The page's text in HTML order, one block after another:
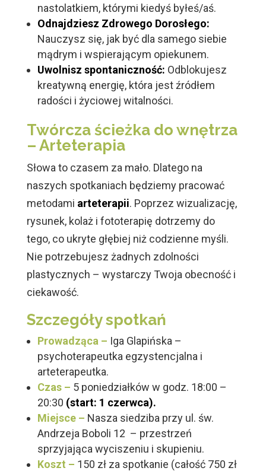
nastolatkiem, którymi kiedyś byłeś/aś.
Odnajdziesz Zdrowego Dorosłego:
Nauczysz się, jak być dla samego siebie
mądrym i wspierającym opiekunem.
Uwolnisz spontaniczność: Odblokujesz
kreatywną energię, która jest źródłem
radości i życiowej witalności.
Twórcza ścieżka do wnętrza
– Arteterapia
Słowa to czasem za mało. Dlatego na
naszych spotkaniach będziemy pracować
metodami arteterapii. Poprzez wizualizację,
rysunek, kolaż i fototerapię dotrzemy do
tego, co ukryte głębiej niż codzienne myśli.
Nie potrzebujesz żadnych zdolności
plastycznych – wystarczy Twoja obecność i
ciekawość.
Szczegóły spotkań
Prowadząca – Iga Glapińska –
psychoterapeutka egzystencjalna i
arteterapeutka.
Czas – 5 poniedziałków w godz. 18:00 –
20:30 (start: 1 czerwca).
Miejsce – Nasza siedziba przy ul. św.
Andrzeja Boboli 12 – przestrzeń
sprzyjająca wyciszeniu i skupieniu.
Koszt – 150 zł za spotkanie (całość 750 zł